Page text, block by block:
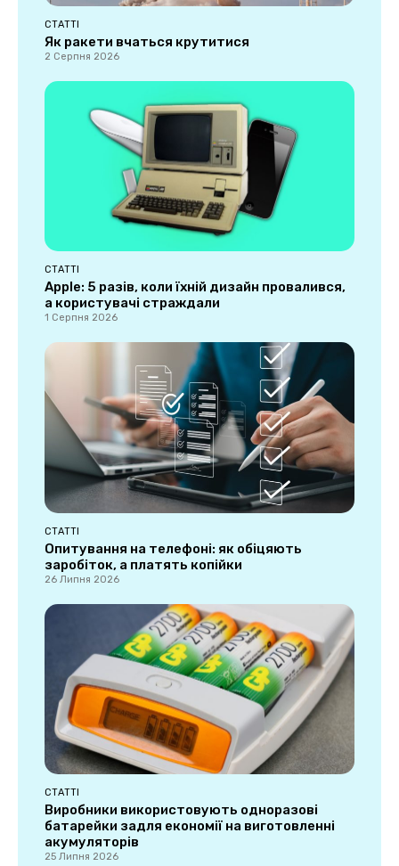
СТАТТІ
Як ракети вчаться крутитися
2 Серпня 2026
СТАТТІ
Apple: 5 разів, коли їхній дизайн провалився,
а користувачі страждали
1 Серпня 2026
СТАТТІ
Опитування на телефоні: як обіцяють
заробіток, а платять копійки
26 Липня 2026
СТАТТІ
Виробники використовують одноразові
батарейки задля економії на виготовленні
акумуляторів
25 Липня 2026